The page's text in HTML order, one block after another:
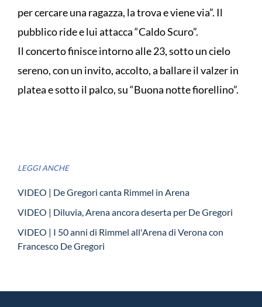
per cercare una ragazza, la trova e viene via”. Il
pubblico ride e lui attacca “Caldo Scuro”.
Il concerto finisce intorno alle 23, sotto un cielo
sereno, con un invito, accolto, a ballare il valzer in
platea e sotto il palco, su “Buona notte fiorellino”.
LEGGI ANCHE
VIDEO | De Gregori canta Rimmel in Arena
VIDEO | Diluvia, Arena ancora deserta per De Gregori
VIDEO | I 50 anni di Rimmel all'Arena di Verona con
Francesco De Gregori